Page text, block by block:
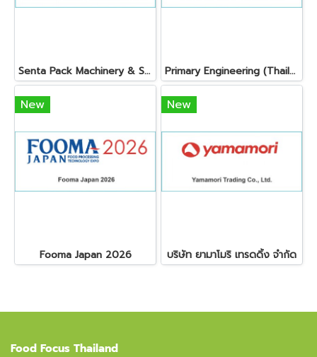
Senta Pack Machinery & Service Co., Ltd. Primary Engineering (Thailand) Ltd.
New
Fooma Japan 2026
New
บริษัท ยามาโมริ เทรดดิ้ง จำกัด
Food Focus Thailand